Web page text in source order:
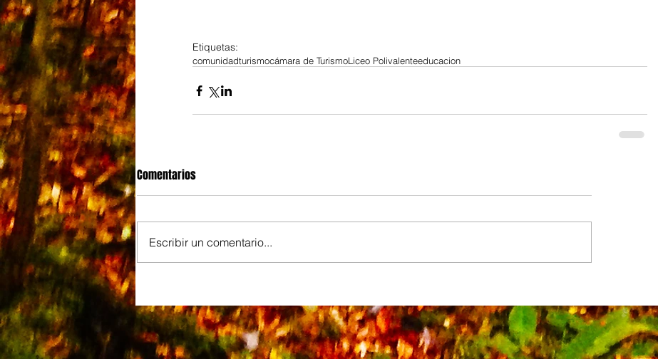
Etiquetas:
comunidadturismocámara de TurismoLiceo Polivalenteeducacion
Comentarios
Escribir un comentario...